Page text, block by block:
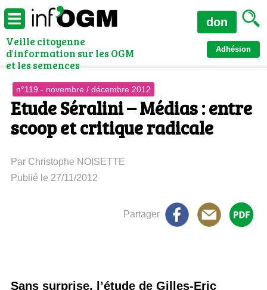
Veille citoyenne
d'information sur les OGM
et les semences
Adhésion
don
n°119 - novembre / décembre 2012
Etude Séralini – Médias : entre
scoop et critique radicale
Par Christophe NOISETTE
Publié le 27/11/2012
Partager
Sans surprise, l’étude de Gilles-Eric